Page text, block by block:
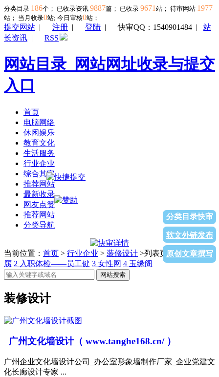
分类目录 186个； 已收录资讯 9887篇； 已收录 9671 站； 待审网站 1977
站； 当月收录0站; 今日审核0站；
提交网站 | 注册 | 登陆 |快审QQ：1540901484 | 站
长资讯 | RSS
网站目录_网站网址收录与提交
入口
首页
电脑网络
休闲娱乐
教育文化
生活服务
行业企业
综合其它
推荐网站
最新收录
网友点赞
推荐网站
分类导航
分类目录快审
软文外链发布
原创文章撰写
当前位置： 首页 > 行业企业 > 装修设计 >列表页面1玻璃钢防
腐 2 入职体检——员工健 3 女性网 4 玉缘阁
网站搜索
装修设计
广州文化墙设计（ www.tanghe168.cn/ ）
广州企业文化墙设计公司_办公室形象墙制作厂家_企业党建文
化长廊设计专家 ...